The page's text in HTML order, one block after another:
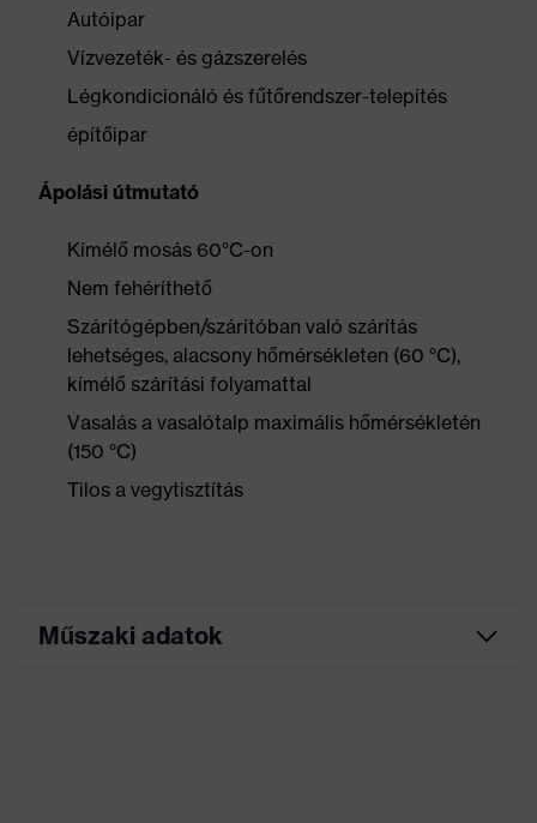
Autóipar
Vízvezeték- és gázszerelés
Légkondicionáló és fűtőrendszer-telepítés
építőipar
Ápolási útmutató
Kímélő mosás 60°C-on
Nem fehéríthető
Szárítógépben/szárítóban való szárítás
lehetséges, alacsony hőmérsékleten (60 °C),
kímélő szárítási folyamattal
Vasalás a vasalótalp maximális hőmérsékletén
(150 °C)
Tilos a vegytisztítás
Műszaki adatok